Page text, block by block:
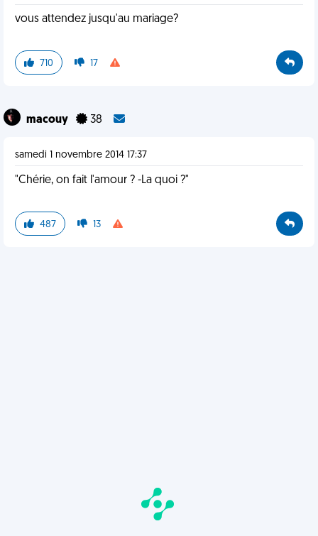
vous attendez jusqu'au mariage?
710 17
macouy 38
samedi 1 novembre 2014 17:37
"Chérie, on fait l'amour ? -La quoi ?"
487 13